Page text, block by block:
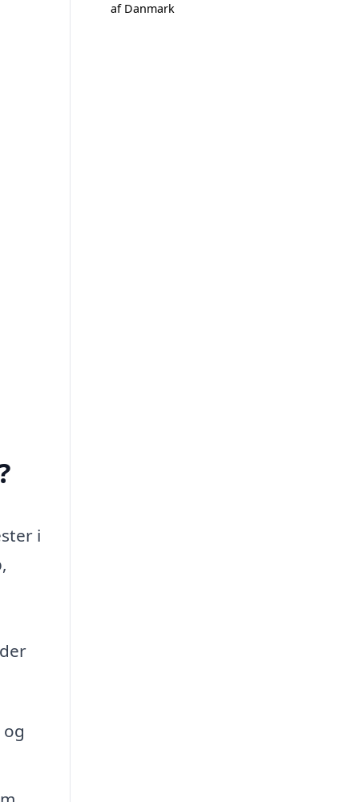
i
af Danmark